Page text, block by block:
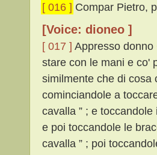
[ 016 ] Compar Pietro,
[Voice: dioneo ]
[ 017 ] Appresso
stare con le mani e co'
similmente che di cosa
cominciandole a
cavalla ” ; e
e poi toccandole le
cavalla ” ; poi